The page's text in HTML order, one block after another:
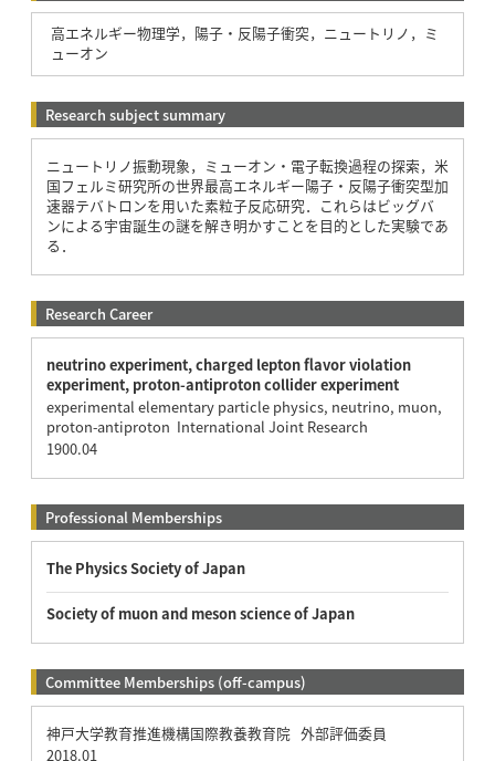
高エネルギー物理学，陽子・反陽子衝突，ニュートリノ，ミ
ューオン
Research subject summary
ニュートリノ振動現象，ミューオン・電子転換過程の探索，米
国フェルミ研究所の世界最高エネルギー陽子・反陽子衝突型加
速器テバトロンを用いた素粒子反応研究．これらはビッグバ
ンによる宇宙誕生の謎を解き明かすことを目的とした実験であ
る．
Research Career
neutrino experiment, charged lepton flavor violation
experiment, proton-antiproton collider experiment
experimental elementary particle physics, neutrino, muon,
proton-antiproton International Joint Research
1900.04
Professional Memberships
The Physics Society of Japan
Society of muon and meson science of Japan
Committee Memberships (off-campus)
神戸大学教育推進機構国際教養教育院 外部評価委員
2018.01